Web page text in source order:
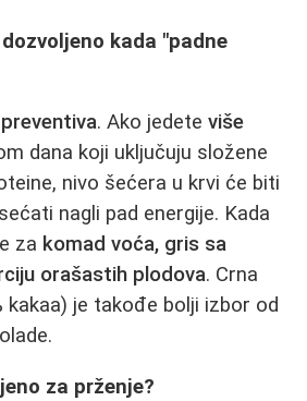
kada "padne
preventiva. Ako jedete više
dana koji uključuju složene
nivo šećera u krvi će biti
nagli pad energije. Kada
za komad voća, gris sa
orašastih plodova. Crna
kakaa) je takođe bolji izbor od
za prženje?